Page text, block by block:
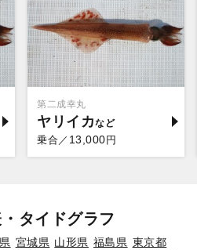
第二成幸丸
ヤリイカ
乗合／ 13,000円
タイドグラフ
宮城県 山形県 福島県 東京都